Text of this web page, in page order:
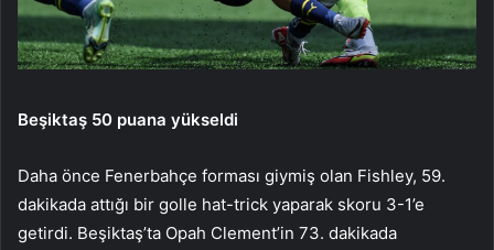
Beşiktaş 50 puana yükseldi
Daha önce Fenerbahçe forması giymiş olan Fishley, 59.
dakikada attığı bir golle hat-trick yaparak skoru 3-1’e
getirdi. Beşiktaş’ta Opah Clement’in 73. dakikada